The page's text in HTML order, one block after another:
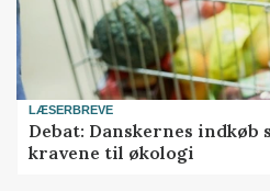
LÆSERBREVE
Debat: Danskernes indkøb
kravene til økologi